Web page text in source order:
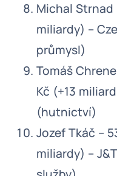
Michal Strnad
miliardy) –
průmysl)
Tomáš
Kč (+13
(hutnictví)
Jozef Tkáč –
miliardy) –